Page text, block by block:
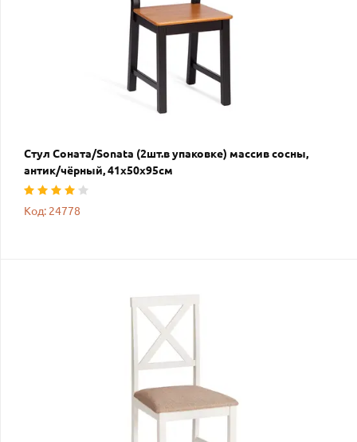
Стул Соната/Sonata (2шт.в упаковке) массив сосны,
антик/чёрный, 41х50х95см
Код: 24778